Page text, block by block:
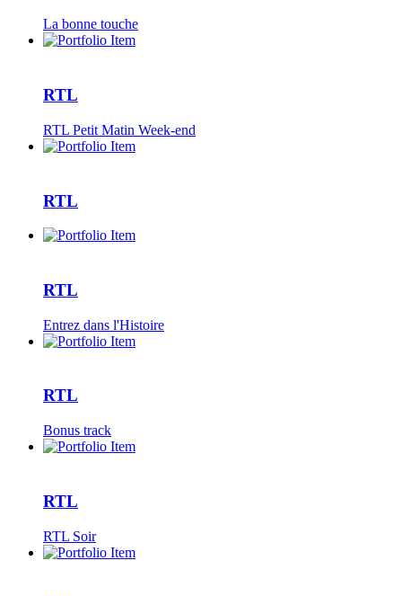
La bonne touche
RTL
RTL Petit Matin Week-end
RTL
RTL
Entrez dans l'Histoire
RTL
Bonus track
RTL
RTL Soir